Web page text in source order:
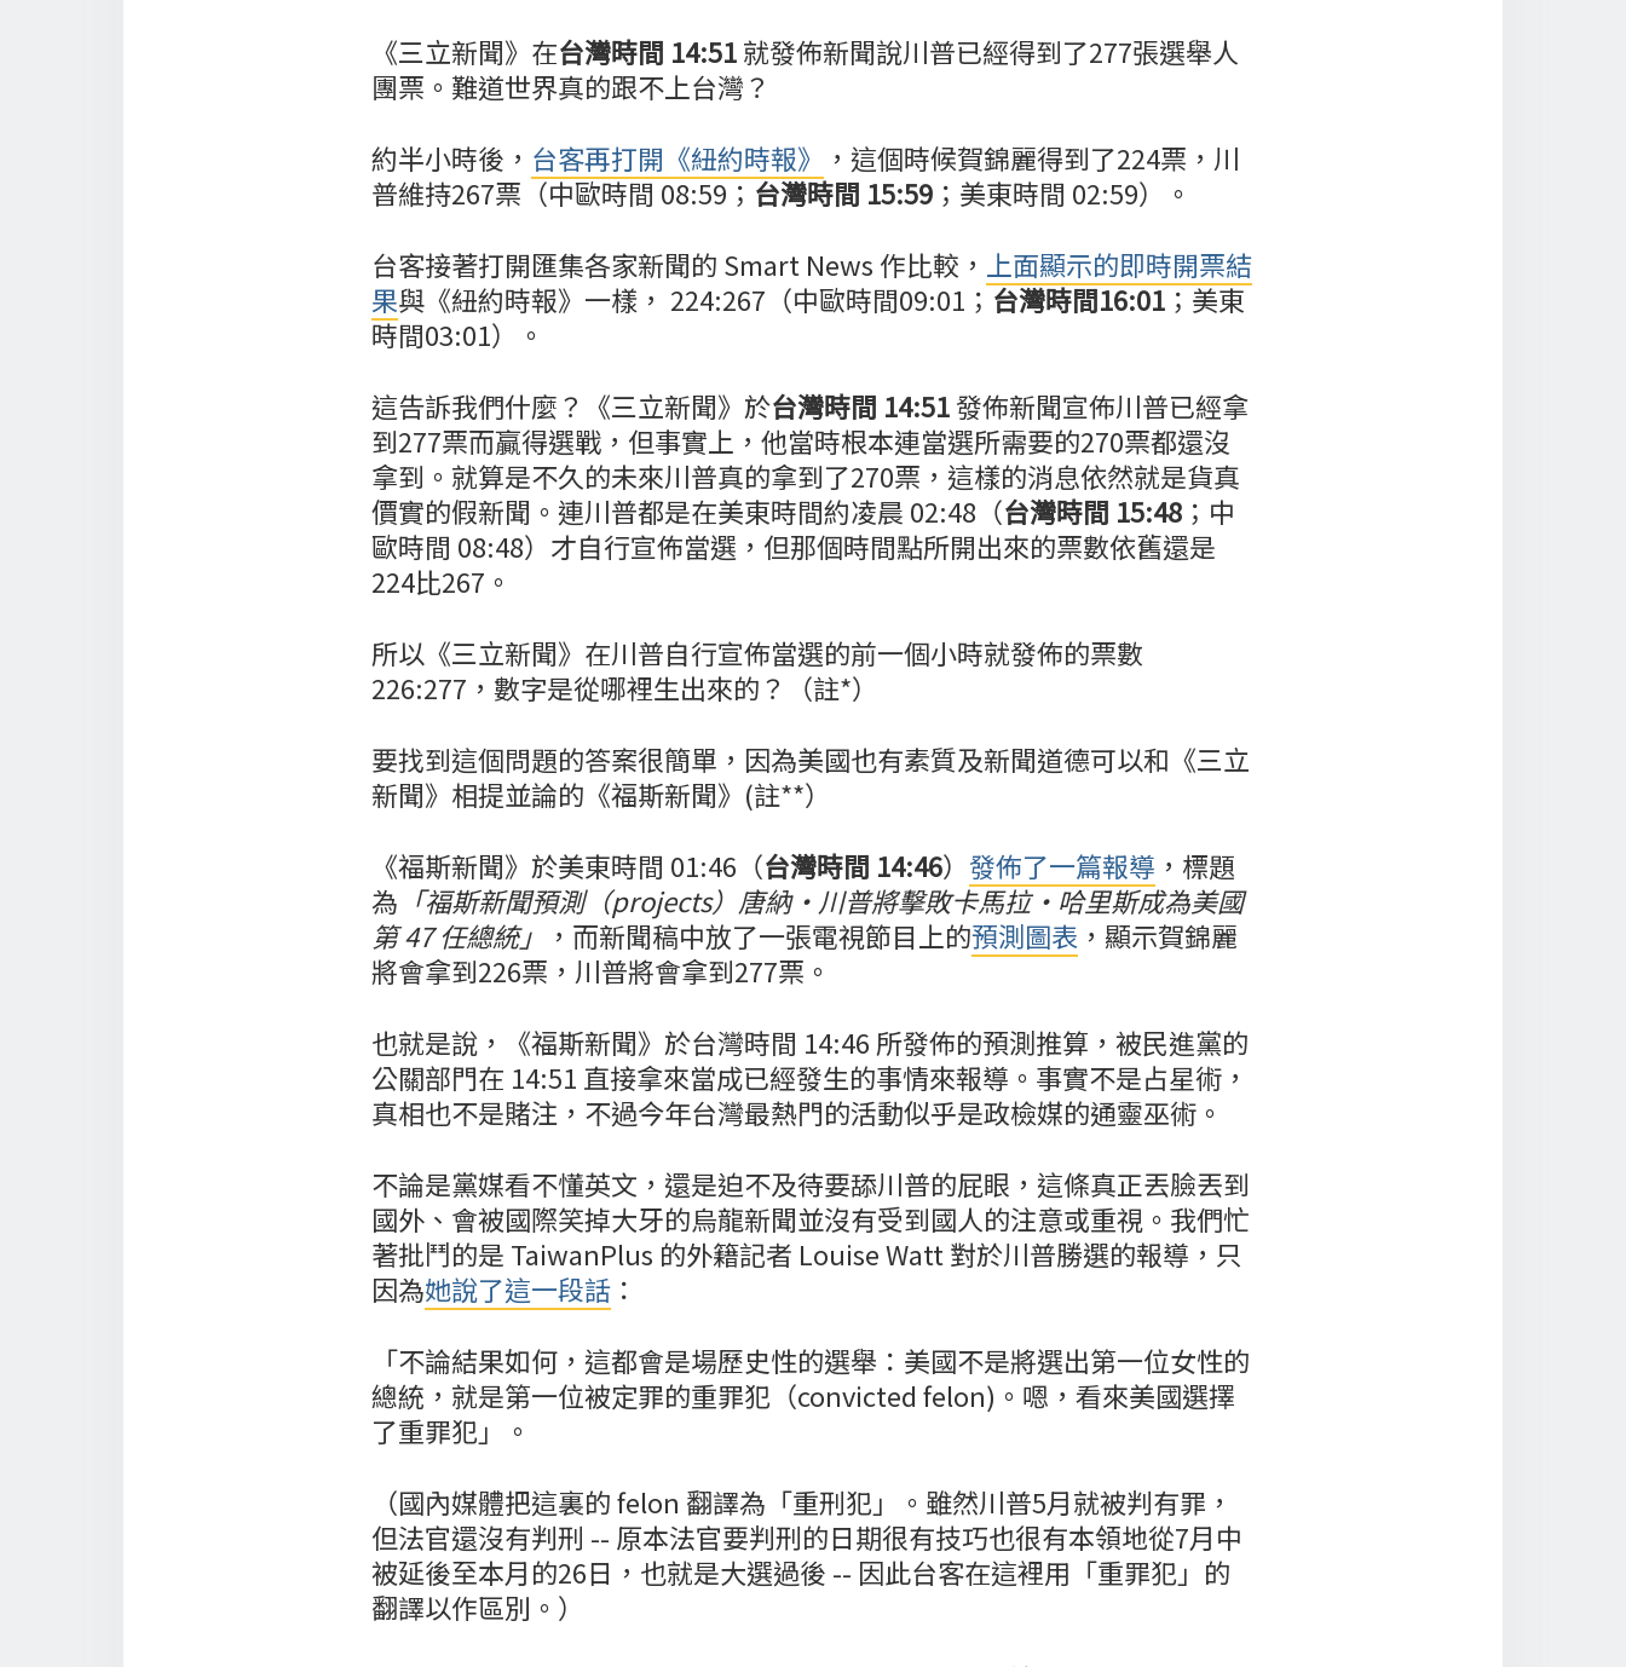
《三立新聞》在台灣時間 14:51就發佈新聞說川普已經得到了277張選舉人
團票。難道世界真的跟不上台灣？
約半小時後， 台客再打開《紐約時報》 ，這個時候賀錦麗得到了224票，川
普維持267票（中歐時間 08:59；台灣時間 15:59 ；美東時間 02:59）。
台客接著打開匯集各家新聞的 Smart News 作比較， 上面顯示的即時開票結
果與《紐約時報》一樣， 224:267（中歐時間09:01；台灣時間16:01；美東
時間03:01）。
這告訴我們什麼？《三立新聞》於台灣時間 14:51發佈新聞宣佈川普已經拿
到277票而贏得選戰，但事實上，他當時根本連當選所需要的270票都還沒
拿到。就算是不久的未來川普真的拿到了270票，這樣的消息依然就是貨真
價實的假新聞。連川普都是在美東時間約凌晨 02:48（台灣時間 15:48 ；中
歐時間 08:48）才自行宣佈當選，但那個時間點所開出來的票數依舊還是
224比267。
所以《三立新聞》在川普自行宣佈當選的前一個小時就發佈的票數
226:277，數字是從哪裡生出來的？（註*）
要找到這個問題的答案很簡單，因為美國也有素質及新聞道德可以和《三立
新聞》相提並論的《福斯新聞》(註**）
《福斯新聞》於美東時間 01:46（台灣時間 14:46） 發佈了一篇報導 ，標題
為 「福斯新聞預測（projects）唐納·川普將擊敗卡馬拉·哈里斯成為美國
第 47 任總統」 ，而新聞稿中放了一張電視節目上的預測圖表 ，顯示賀錦麗
將會拿到226票，川普將會拿到277票。
也就是說，《福斯新聞》於台灣時間 14:46 所發佈的預測推算，被民進黨的
公關部門在 14:51 直接拿來當成已經發生的事情來報導。事實不是占星術，
真相也不是賭注，不過今年台灣最熱門的活動似乎是政檢媒的通靈巫術。
不論是黨媒看不懂英文，還是迫不及待要舔川普的屁眼，這條真正丟臉丟到
國外、會被國際笑掉大牙的烏龍新聞並沒有受到國人的注意或重視。我們忙
著批鬥的是 TaiwanPlus 的外籍記者 Louise Watt 對於川普勝選的報導，只
因為她說了這一段話 ：
「不論結果如何，這都會是場歷史性的選舉：美國不是將選出第一位女性的
總統，就是第一位被定罪的重罪犯（convicted felon)。嗯，看來美國選擇
了重罪犯」。
（國內媒體把這裏的 felon 翻譯為「重刑犯」。雖然川普5月就被判有罪，
但法官還沒有判刑 -- 原本法官要判刑的日期很有技巧也很有本領地從7月中
被延後至本月的26日，也就是大選過後 -- 因此台客在這裡用「重罪犯」的
翻譯以作區別。）